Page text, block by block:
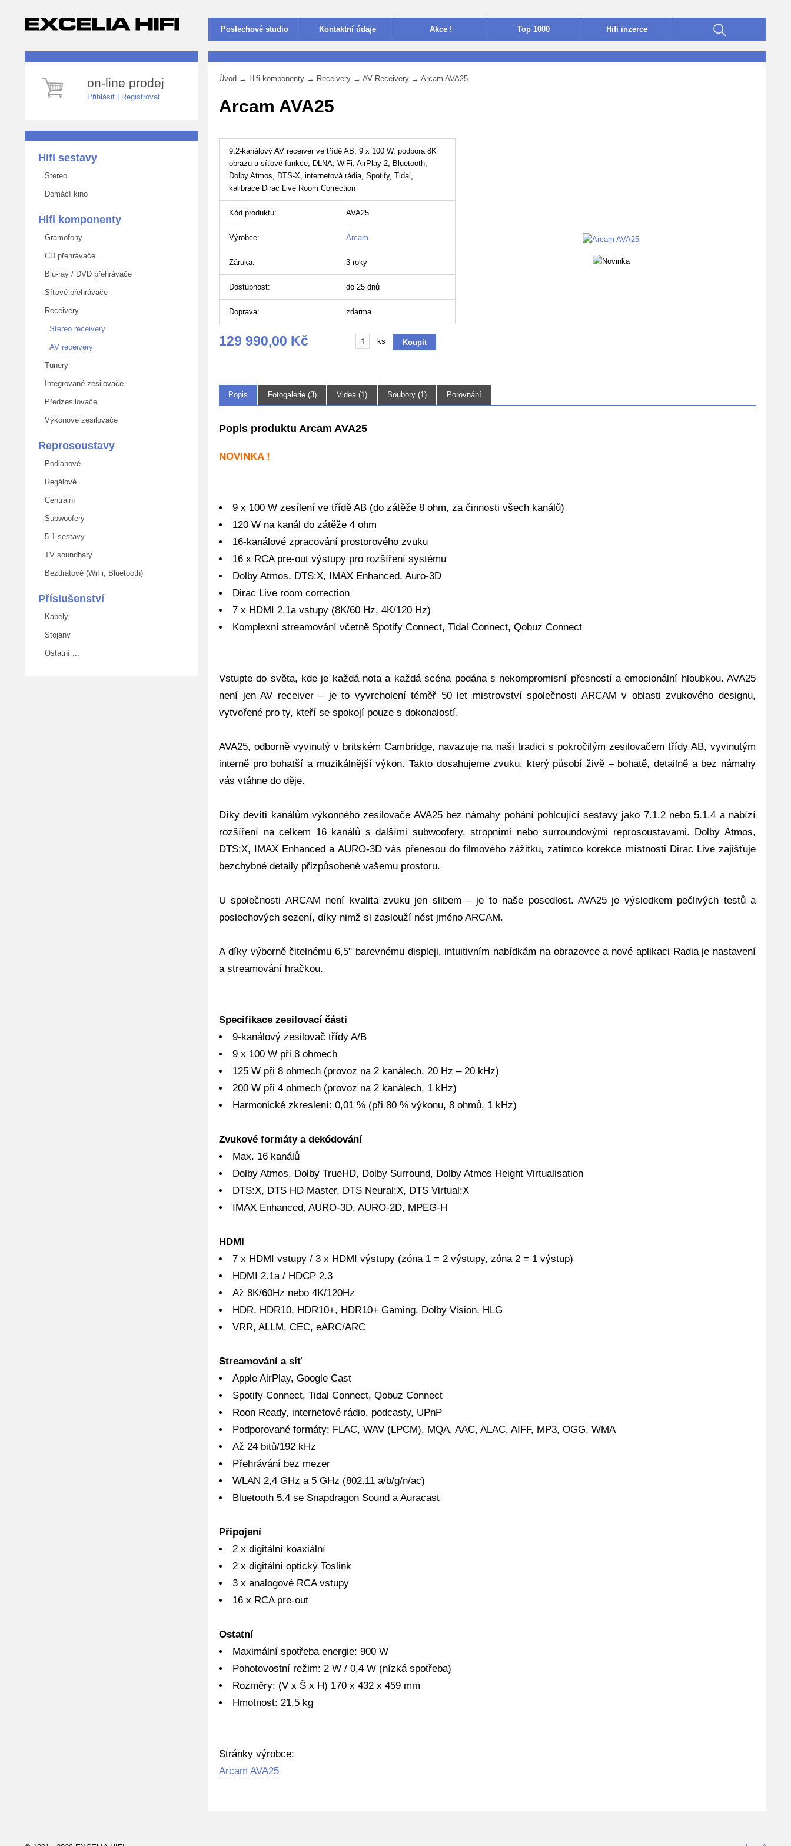
Poslechové studio Kontaktní údaje Akce ! Top 1000 Hifi inzerce
on-line prodej
Přihlásit Registrovat
Hifi sestavy
Stereo
Domácí kino
Hifi komponenty
Gramofony
CD přehrávače
Blu-ray / DVD přehrávače
Síťové přehrávače
Receivery
Stereo receivery
AV receivery
Tunery
Integrované zesilovače
Předzesilovače
Výkonové zesilovače
Reprosoustavy
Podlahové
Regálové
Centrální
Subwoofery
5.1 sestavy
TV soundbary
Bezdrátové (WiFi, Bluetooth)
Příslušenství
Kabely
Stojany
Ostatní ...
Úvod → Hifi komponenty → Receivery → AV Receivery → Arcam AVA25
Arcam AVA25
9.2-kanálový AV receiver ve třídě AB, 9 x 100 W, podpora 8K
obrazu a síťové funkce, DLNA, WiFi, AirPlay 2, Bluetooth,
Dolby Atmos, DTS-X, internetová rádia, Spotify, Tidal,
kalibrace Dirac Live Room Correction
Kód produktu: AVA25
Výrobce: Arcam
Záruka: 3 roky
Dostupnost: do 25 dnů
Doprava: zdarma
129 990,00 Kč ks
Popis Fotogalerie (3) Videa (1) Soubory (1) Porovnání
Popis produktu Arcam AVA25
NOVINKA !
9 x 100 W zesílení ve třídě AB (do zátěže 8 ohm, za činnosti všech kanálů)
120 W na kanál do zátěže 4 ohm
16-kanálové zpracování prostorového zvuku
16 x RCA pre-out výstupy pro rozšíření systému
Dolby Atmos, DTS:X, IMAX Enhanced, Auro-3D
Dirac Live room correction
7 x HDMI 2.1a vstupy (8K/60 Hz, 4K/120 Hz)
Komplexní streamování včetně Spotify Connect, Tidal Connect, Qobuz Connect
Vstupte do světa, kde je každá nota a každá scéna podána s nekompromisní přesností a emocionální hloubkou. AVA25
není jen AV receiver – je to vyvrcholení téměř 50 let mistrovství společnosti ARCAM v oblasti zvukového designu,
vytvořené pro ty, kteří se spokojí pouze s dokonalostí.
AVA25, odborně vyvinutý v britském Cambridge, navazuje na naši tradici s pokročilým zesilovačem třídy AB, vyvinutým
interně pro bohatší a muzikálnější výkon. Takto dosahujeme zvuku, který působí živě – bohatě, detailně a bez námahy
vás vtáhne do děje.
Díky devíti kanálům výkonného zesilovače AVA25 bez námahy pohání pohlcující sestavy jako 7.1.2 nebo 5.1.4 a nabízí
rozšíření na celkem 16 kanálů s dalšími subwoofery, stropními nebo surroundovými reprosoustavami. Dolby Atmos,
DTS:X, IMAX Enhanced a AURO-3D vás přenesou do filmového zážitku, zatímco korekce místnosti Dirac Live zajišťuje
bezchybné detaily přizpůsobené vašemu prostoru.
U společnosti ARCAM není kvalita zvuku jen slibem – je to naše posedlost. AVA25 je výsledkem pečlivých testů a
poslechových sezení, díky nimž si zaslouží nést jméno ARCAM.
A díky výborně čitelnému 6,5" barevnému displeji, intuitivním nabídkám na obrazovce a nové aplikaci Radia je nastavení
a streamování hračkou.
Specifikace zesilovací části
9-kanálový zesilovač třídy A/B
9 x 100 W při 8 ohmech
125 W při 8 ohmech (provoz na 2 kanálech, 20 Hz – 20 kHz)
200 W při 4 ohmech (provoz na 2 kanálech, 1 kHz)
Harmonické zkreslení: 0,01 % (při 80 % výkonu, 8 ohmů, 1 kHz)
Zvukové formáty a dekódování
Max. 16 kanálů
Dolby Atmos, Dolby TrueHD, Dolby Surround, Dolby Atmos Height Virtualisation
DTS:X, DTS HD Master, DTS Neural:X, DTS Virtual:X
IMAX Enhanced, AURO-3D, AURO-2D, MPEG-H
HDMI
7 x HDMI vstupy / 3 x HDMI výstupy (zóna 1 = 2 výstupy, zóna 2 = 1 výstup)
HDMI 2.1a / HDCP 2.3
Až 8K/60Hz nebo 4K/120Hz
HDR, HDR10, HDR10+, HDR10+ Gaming, Dolby Vision, HLG
VRR, ALLM, CEC, eARC/ARC
Streamování a síť
Apple AirPlay, Google Cast
Spotify Connect, Tidal Connect, Qobuz Connect
Roon Ready, internetové rádio, podcasty, UPnP
Podporované formáty: FLAC, WAV (LPCM), MQA, AAC, ALAC, AIFF, MP3, OGG, WMA
Až 24 bitů/192 kHz
Přehrávání bez mezer
WLAN 2,4 GHz a 5 GHz (802.11 a/b/g/n/ac)
Bluetooth 5.4 se Snapdragon Sound a Auracast
Připojení
2 x digitální koaxiální
2 x digitální optický Toslink
3 x analogové RCA vstupy
16 x RCA pre-out
Ostatní
Maximální spotřeba energie: 900 W
Pohotovostní režim: 2 W / 0,4 W (nízká spotřeba)
Rozměry: (V x Š x H) 170 x 432 x 459 mm
Hmotnost: 21,5 kg
Stránky výrobce:
Arcam AVA25